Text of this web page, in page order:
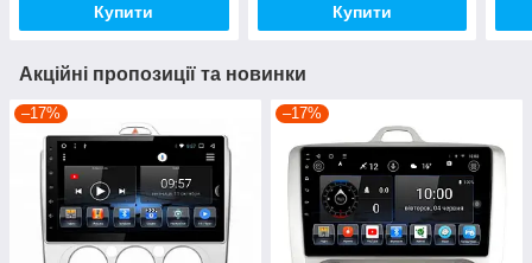
Купити Купити
Акційні пропозиції та новинки
–17% –17%